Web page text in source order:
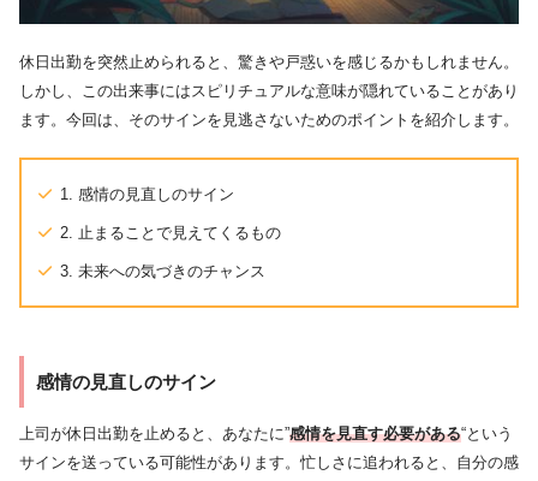
休日出勤を突然止められると、驚きや戸惑いを感じるかもしれません。
しかし、この出来事にはスピリチュアルな意味が隠れていることがあり
ます。今回は、そのサインを見逃さないためのポイントを紹介します。
1. 感情の見直しのサイン
2. 止まることで見えてくるもの
3. 未来への気づきのチャンス
感情の見直しのサイン
上司が休日出勤を止めると、あなたに”感情を見直す必要がある“という
サインを送っている可能性があります。忙しさに追われると、自分の感